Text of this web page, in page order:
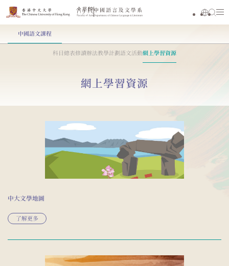
中國語文課程
科目總表修讀辦法教學計劃語文活動網上學習資源
網上學習資源
中大文學地圖
了解更多